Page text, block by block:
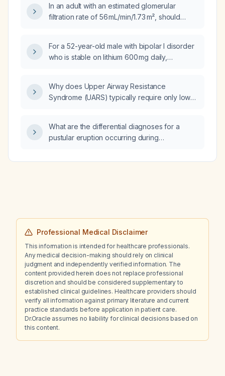
In an adult with an estimated glomerular
filtration rate of 56 mL/min/1.73 m², should
For a 52-year-old male with bipolar I disorder
who is stable on lithium 600 mg daily,
quetiapine (Seroquel) 50 mg daily (tapering),
vortioxetine 10 mg daily, and mirtazapine
tremor, which medication should be reduced
or added to control the tremor?
Why does Upper Airway Resistance
Syndrome (UARS) typically require only low
What are the differential diagnoses for a
pustular eruption occurring during
Professional Medical Disclaimer
This information is intended for healthcare professionals.
Any medical decision-making should rely on clinical
judgment and independently verified information. The
content provided herein does not replace professional
discretion and should be considered supplementary to
established clinical guidelines. Healthcare providers should
verify all information against primary literature and current
practice standards before application in patient care.
Dr.Oracle assumes no liability for clinical decisions based on
this content.